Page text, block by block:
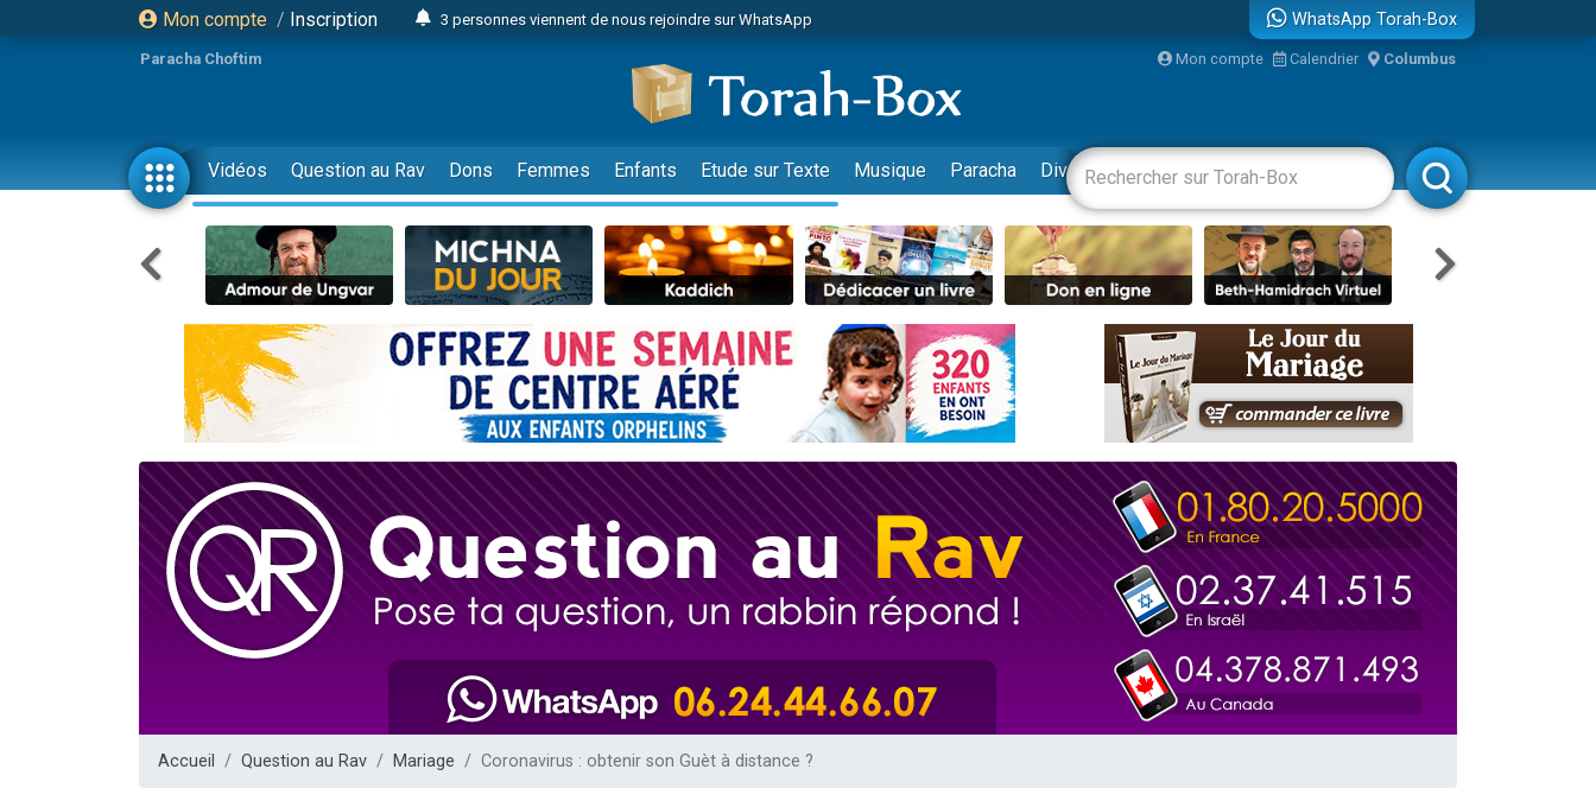
Mon compte / Inscription
3 personnes viennent de nous rejoindre sur WhatsApp
3 personnes viennent de faire un don pour Diane, 80 ans, dans un appartement insalubre
Il reste 49 places pour étudier en groupe sur Zoom
2 personnes viennent de nous rejoindre sur WhatsApp
29 personnes viennent de demander une bénédiction
Il reste 49 places pour étudier en groupe sur Zoom
2 personnes viennent de nous rejoindre sur WhatsApp
6 personnes viennent de nous rejoindre sur WhatsApp
4 personnes viennent de faire un don pour Reloger Rivka, 6 enfants, victime de violences...
2 personnes viennent de faire un don pour 1 Journée de Vacances Pour les Enfants
4 personnes viennent de nous rejoindre sur WhatsApp
17 personnes viennent de demander une bénédiction
Il reste 49 places pour étudier en groupe sur Zoom
Eva vient de donner son Maasser
4 personnes viennent de nous rejoindre sur WhatsApp
3 personnes viennent de faire un don pour 5 jours de vacances aux Orphelins
Odaya vient de donner son Maasser
2 personnes viennent de faire un don pour Tsédaka : pauvres d'Israel
WhatsApp Torah-Box
Paracha Choftim Mon compte Calendrier Columbus
Vidéos Question au Rav Dons Femmes Enfants Etude sur Texte Musique Paracha Divertissements Livres Rabbanim
Accueil Question au Rav Mariage Coronavirus : obtenir son Guèt à distance ?